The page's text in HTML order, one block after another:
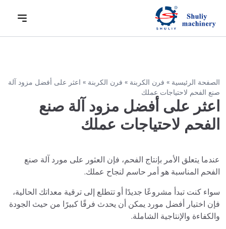
الصفحة الرئيسية » فرن الكربنة » فرن الكربنة » اعثر على أفضل مزود آلة
صنع الفحم لاحتياجات عملك
اعثر على أفضل مزود آلة صنع
الفحم لاحتياجات عملك
عندما يتعلق الأمر بإنتاج الفحم، فإن العثور على مورد آلة صنع
الفحم المناسبة هو أمر حاسم لنجاح عملك.
سواء كنت تبدأ مشروعًا جديدًا أو تتطلع إلى ترقية معداتك الحالية،
فإن اختيار أفضل مورد يمكن أن يحدث فرقًا كبيرًا من حيث الجودة
والكفاءة والإنتاجية الشاملة.